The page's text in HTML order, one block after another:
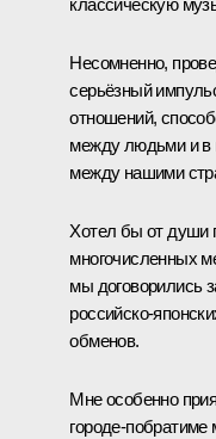
классическую
Несомненно,
серьёзный
отношений,
между людьми и в
между нашими
Хотел бы от души
многочисленных
мы договорились
обменов.
Мне особенно
городе‑побратиме